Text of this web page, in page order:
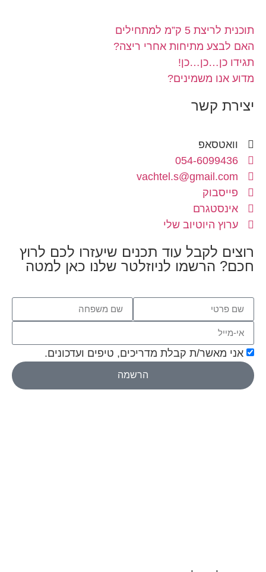
תוכנית לריצת 5 ק”מ למתחילים
האם לבצע מתיחות אחרי ריצה?
תגידו כן…כן…כן!
מדוע אנו משמינים?
יצירת קשר
וואטסאפ
054-6099436
vachtel.s@gmail.com
פייסבוק
אינסטגרם
ערוץ היוטיוב שלי
רוצים לקבל עוד תכנים שיעזרו לכם לרוץ
חכם? הרשמו לניוזלטר שלנו כאן למטה
אני מאשר/ת קבלת מדריכים, טיפים ועדכונים.
הרשמה